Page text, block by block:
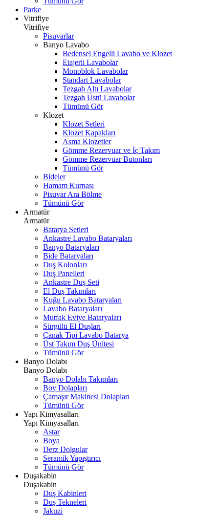
Parke
Vitrifiye
Vitrifiye
Pisuvarlar
Banyo Lavabo
Bedensel Engelli Lavabo ve Klozet
Etajerli Lavabolar
Monoblok Lavabolar
Standart Lavabolar
Tezgah Altı Lavabolar
Tezgah Üstü Lavabolar
Tümünü Gör
Klozet
Klozet Setleri
Klozet Kapakları
Asma Klozetler
Gömme Rezervuar ve İç Takım
Gömme Rezervuar Butonları
Tümünü Gör
Bideler
Hamam Kurnası
Pisuvar Ara Bölme
Tümünü Gör
Armatür
Armatür
Batarya Setleri
Ankastre Lavabo Bataryaları
Banyo Bataryaları
Bide Bataryaları
Duş Kolonları
Duş Panelleri
Ankastre Duş Seti
El Duş Takımları
Kuğu Lavabo Bataryaları
Lavabo Bataryaları
Mutfak Eviye Bataryaları
Sürgülü El Duşları
Çanak Tipi Lavabo Batarya
Üst Takım Duş Ünitesi
Tümünü Gör
Banyo Dolabı
Banyo Dolabı
Banyo Dolabı Takımları
Boy Dolapları
Çamaşır Makinesi Dolapları
Tümünü Gör
Yapı Kimyasalları
Yapı Kimyasalları
Astar
Boya
Derz Dolgular
Seramik Yapıştırıcı
Tümünü Gör
Duşakabin
Duşakabin
Duş Kabinleri
Duş Tekneleri
Jakuzi